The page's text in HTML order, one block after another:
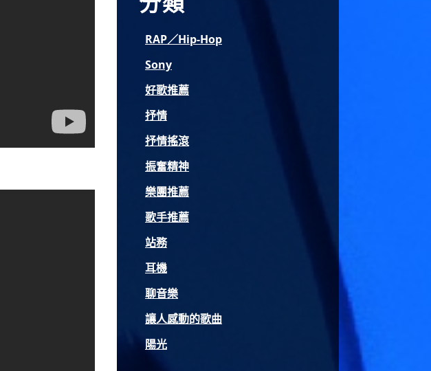
RAP／Hip-Hop
Sony
好歌推薦
抒情
抒情搖滾
振奮精神
樂團推薦
歌手推薦
站務
耳機
聊音樂
讓人感動的歌曲
陽光